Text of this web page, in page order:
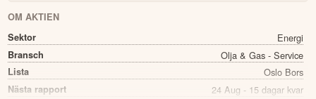
OM AKTIEN
Sektor
Energi
Bransch Olja & Gas - Service
Lista Oslo Bors
Nästa rapport 24 Aug - 15 dagar kvar